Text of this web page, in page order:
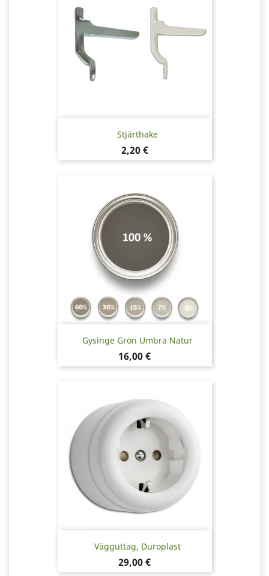
Stjärthake
Pris
2,20 €
Gysinge Grön Umbra Natur
Pris
16,00 €
Vägguttag, Duroplast
Pris
29,00 €